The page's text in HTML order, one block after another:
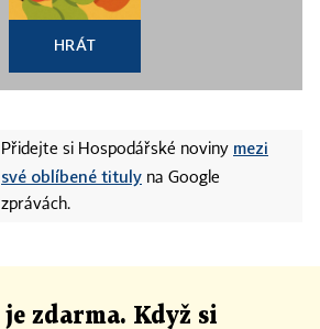
HRÁT
Přidejte si Hospodářské noviny mezi
své oblíbené tituly na Google
zprávách.
je zdarma. Když si